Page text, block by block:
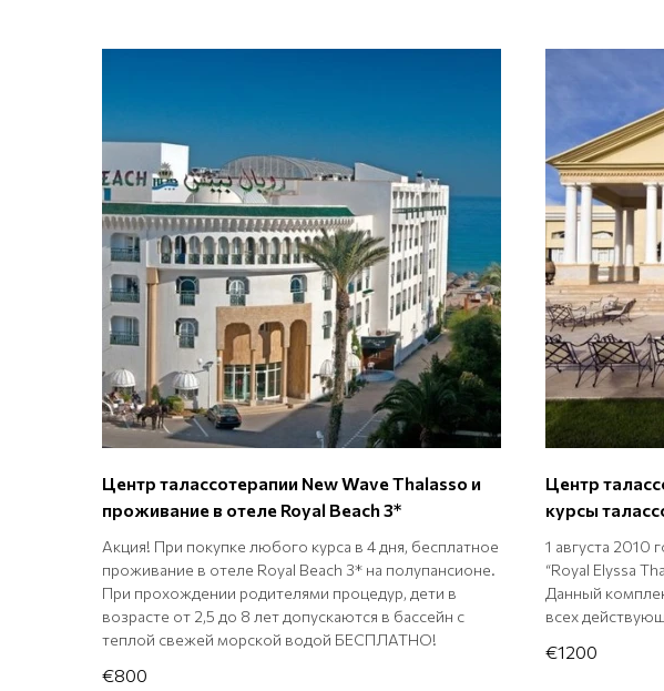
Центр талассотерапии New Wave Thalasso и
проживание в отеле Royal Beach 3*
Акция! При покупке любого курса в 4 дня, бесплатное
проживание в отеле Royal Beach 3* на полупансионе.
При прохождении родителями процедур, дети в
возрасте от 2,5 до 8 лет допускаются в бассейн с
теплой свежей морской водой БЕСПЛАТНО!
€800
Центр
курсы
1 августа 2010
“Royal Elyssa
Данный
всех
€1200